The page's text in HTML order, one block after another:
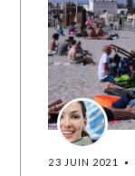
23 JUIN 2021